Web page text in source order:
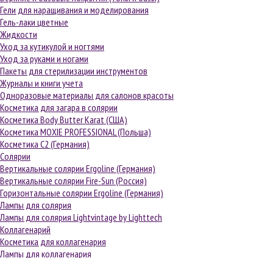
Гели для наращивания и моделирования
Гель-лаки цветные
Жидкости
Уход за кутикулой и ногтями
Уход за руками и ногами
Пакеты для стерилизации инструментов
Журналы и книги учета
Одноразовые материалы для салонов красоты
Косметика для загара в солярии
Косметика Body Butter Karat (США)
Косметика MOXIE PROFESSIONAL (Польша)
Косметика С2 (Германия)
Солярии
Вертикальные солярии Ergoline (Германия)
Вертикальные солярии Fire-Sun (Россия)
Горизонтальные солярии Ergoline (Германия)
Лампы для солярия
Лампы для солярия Lightvintage by Lighttech
Коллагенарий
Косметика для коллагенария
Лампы для коллагенария